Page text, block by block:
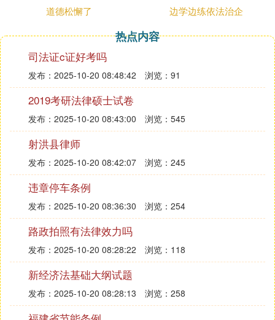
一是积极开展法制宣传教育活动。以宣传农民生产生
活相关法律法规如《土地管理法》、《人口与计划生
育》等为重点，扎实开展一系列宣传活动。6月26
日，区普法办和虎贝乡综治委联合举办大型“远离毒
品，关爱生命”法制宣传活动，许多村民积极参与了
活动。12月5日，市、区两级司法局深入城南镇富洋
村开展送法下乡活动。工作人员除现场分发宣传资料
外，还走街串户将宣传资料送到农民家中;
中心的律师们对村民提出的法律问题作了详细的解
答，深受群众欢迎。
二是在开展“百千万”基层普法依法治理活动的基础
上，我区还加强了村
委、政府中心工作，重点宣传教育与农村农民生产生
活相关的国家政策和法律法规等，目前为止，全区8
0%以上的村居开设了村民法制学校。并在此基础上
开展了达标普法学校的评选活动，严格按照要求，进
一步完善了工作机制，明确了工作职责，有计划地定
期开展法制宣传教育活动。城南镇富洋村村民法制学
校还配备了先进的电教器材，改善了原有单一的教学
模式，引进了电视、网络教学形式，深受村民好评。
道德松懈了
边学边练依法治企
热点内容
司法证c证好考吗
发布：2025-10-20 08:48:42 浏览：91
2019考研法律硕士试卷
发布：2025-10-20 08:43:00 浏览：545
射洪县律师
发布：2025-10-20 08:42:07 浏览：245
违章停车条例
发布：2025-10-20 08:36:30 浏览：254
路政拍照有法律效力吗
发布：2025-10-20 08:28:22 浏览：118
新经济法基础大纲试题
发布：2025-10-20 08:28:13 浏览：258